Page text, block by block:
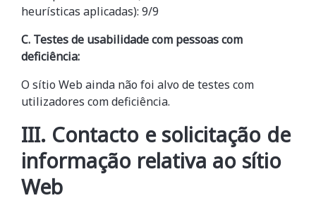
heurísticas aplicadas): 9/9
C. Testes de usabilidade com pessoas com
deficiência:
O sítio Web ainda não foi alvo de testes com
utilizadores com deficiência.
III. Contacto e solicitação de
informação relativa ao sítio
Web